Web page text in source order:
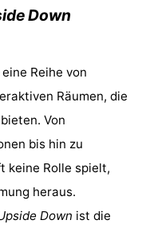
Down
Reihe von
Räumen, die
Von
bis hin zu
keine Rolle spielt,
heraus.
Down ist die